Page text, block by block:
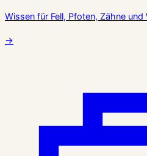
Wissen für Fell, Pfoten, Zähne und
→